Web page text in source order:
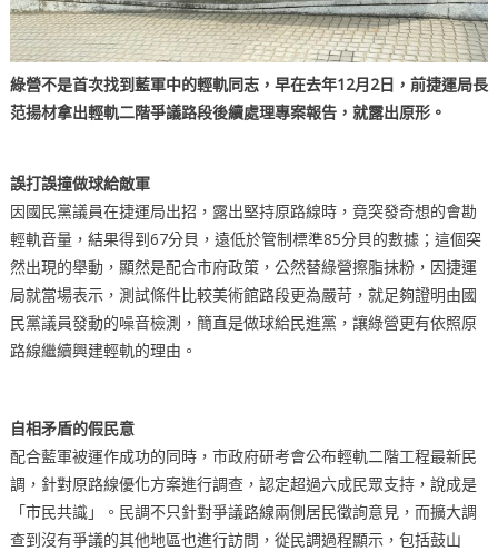
綠營不是首次找到藍軍中的輕軌同志，早在去年12月2日，前捷運局長
范揚材拿出輕軌二階爭議路段後續處理專案報告，就露出原形。
誤打誤撞做球給敵軍
因國民黨議員在捷運局出招，露出堅持原路線時，竟突發奇想的會勘
輕軌音量，結果得到67分貝，遠低於管制標準85分貝的數據；這個突
然出現的舉動，顯然是配合市府政策，公然替綠營擦脂抹粉，因捷運
局就當場表示，測試條件比較美術館路段更為嚴苛，就足夠證明由國
民黨議員發動的噪音檢測，簡直是做球給民進黨，讓綠營更有依照原
路線繼續興建輕軌的理由。
自相矛盾的假民意
配合藍軍被運作成功的同時，市政府研考會公布輕軌二階工程最新民
調，針對原路線優化方案進行調查，認定超過六成民眾支持，說成是
「市民共識」。民調不只針對爭議路線兩側居民徵詢意見，而擴大調
查到沒有爭議的其他地區也進行訪問，從民調過程顯示，包括鼓山